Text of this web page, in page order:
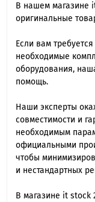
В нашем магазине
оригинальные
Если вам
необходимые
оборудования,
помощь.
Наши эксперты
совместимости и
необходимым
официальными
чтобы
и нестандартных
В магазине it stock